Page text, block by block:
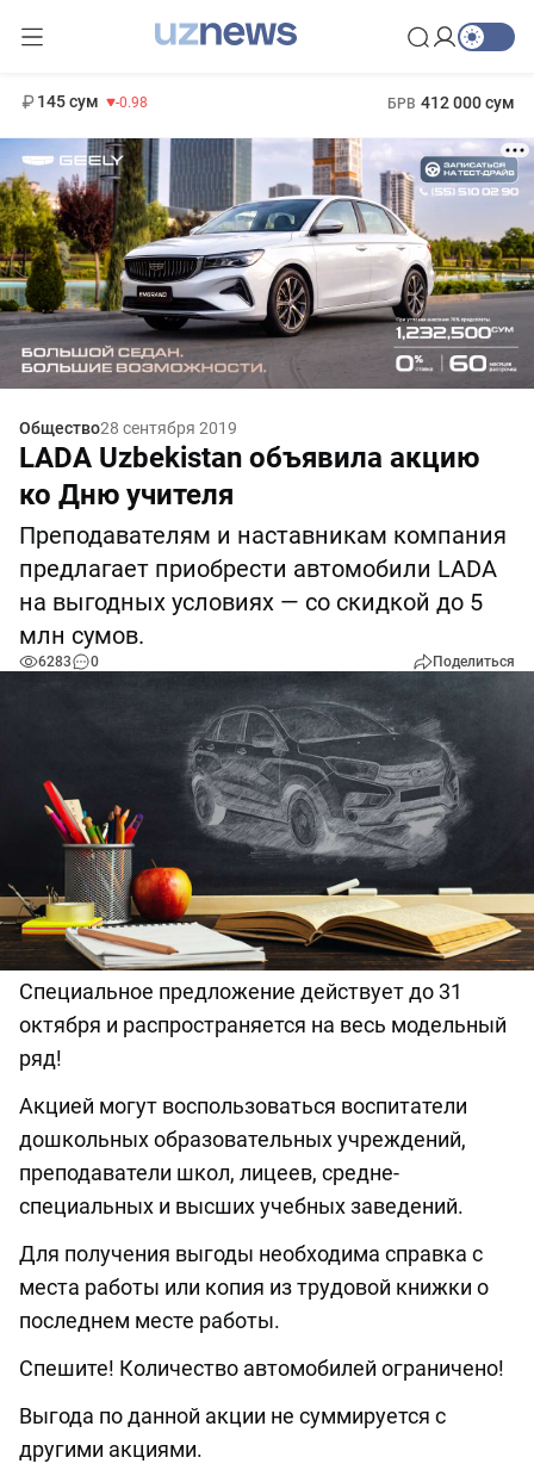
145 сум -0.98 БРВ 412 000 сум
Общество28 сентября 2019
LADA Uzbekistan объявила акцию
ко Дню учителя
Преподавателям и наставникам компания
предлагает приобрести автомобили LADA
на выгодных условиях — со скидкой до 5
млн сумов.
6283 0 Поделиться
Специальное предложение действует до 31
октября и распространяется на весь модельный
ряд!
Акцией могут воспользоваться воспитатели
дошкольных образовательных учреждений,
преподаватели школ, лицеев, средне-
специальных и высших учебных заведений.
Для получения выгоды необходима справка с
места работы или копия из трудовой книжки о
последнем месте работы.
Спешите! Количество автомобилей ограничено!
Выгода по данной акции не суммируется с
другими акциями.